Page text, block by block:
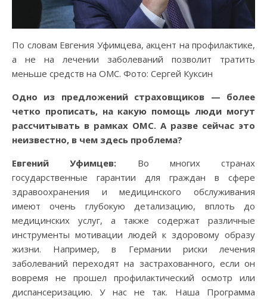
По словам Евгения Уфимцева, акцент на профилактике,
а не на лечении заболеваний позволит тратить
меньше средств на ОМС. Фото: Сергей Куксин
Одно из предложений страховщиков — более
четко прописать, на какую помощь люди могут
рассчитывать в рамках ОМС. А разве сейчас это
неизвестно, в чем здесь проблема?
Евгений Уфимцев: Во многих странах
государственные гарантии для граждан в сфере
здравоохранения и медицинского обслуживания
имеют очень глубокую детализацию, вплоть до
медицинских услуг, а также содержат различные
инструменты мотивации людей к здоровому образу
жизни. Например, в Германии риски лечения
заболеваний переходят на застрахованного, если он
вовремя не прошел профилактический осмотр или
диспансеризацию. У нас не так. Наша Программа